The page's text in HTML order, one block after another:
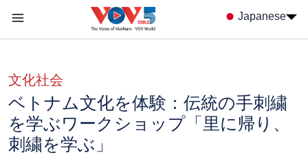
Japanese
文化社会
ベトナム文化を体験：伝統の手刺繍
を学ぶワークショップ「里に帰り、
刺繍を学ぶ」